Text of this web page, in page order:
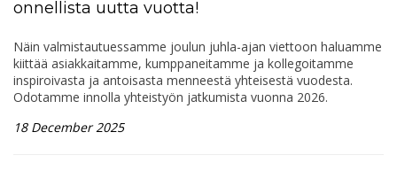
onnellista uutta vuotta!
Näin valmistautuessamme joulun juhla-ajan viettoon haluamme
kiittää asiakkaitamme, kumppaneitamme ja kollegoitamme
inspiroivasta ja antoisasta menneestä yhteisestä vuodesta.
Odotamme innolla yhteistyön jatkumista vuonna 2026.
18 December 2025